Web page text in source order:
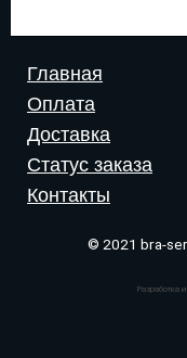
Главная
Оплата
Доставка
Статус заказа
Контакты
© 2021 bra-
Разработка